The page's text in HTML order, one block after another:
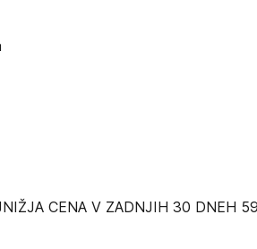
CENA V ZADNJIH 30 DNEH